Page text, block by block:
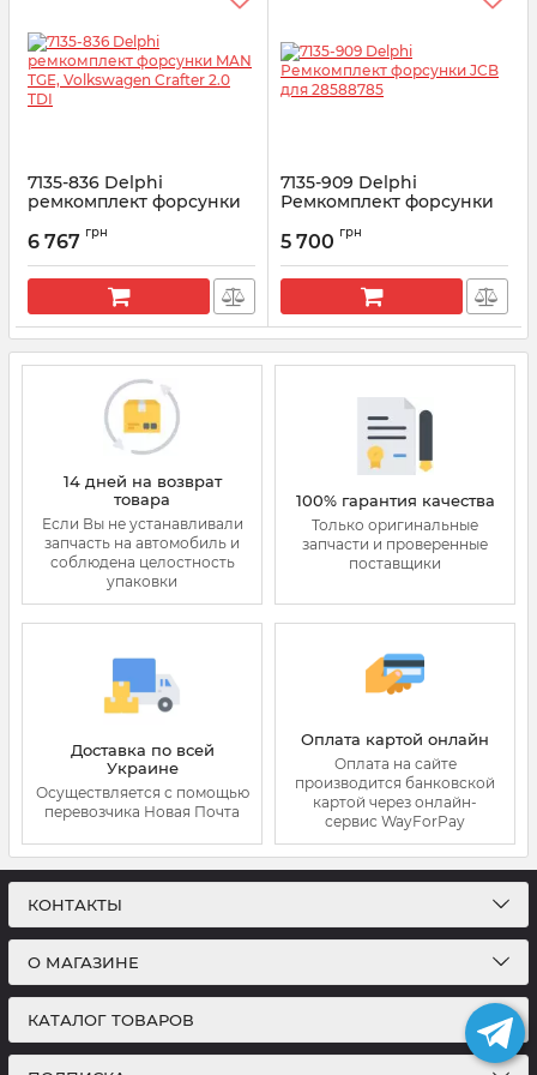
7135-836 Delphi
ремкомплект форсунки
Crafter 2.0 TDI
Артикул: 7135-836
6 767 грн
7135-909 Delphi
Ремкомплект форсунки
Артикул: 7135-909
5 700 грн
14 дней на возврат
товара
Если Вы не устанавливали
запчасть на автомобиль и
соблюдена целостность
упаковки
100% гарантия качества
Только оригинальные
запчасти и проверенные
поставщики
Доставка по всей
Украине
Осуществляется с помощью
перевозчика Новая Почта
Оплата картой онлайн
Оплата на сайте
производится банковской
картой через онлайн-
сервис WayForPay
КОНТАКТЫ
О МАГАЗИНЕ
КАТАЛОГ ТОВАРОВ